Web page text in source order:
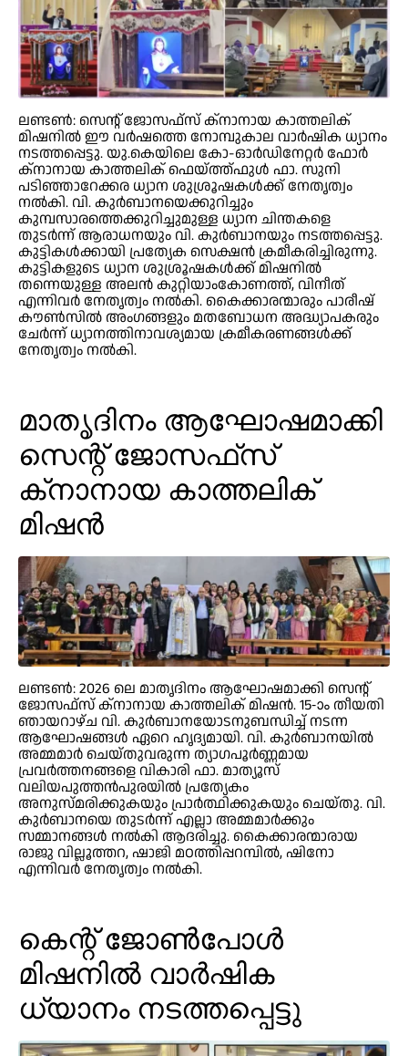
ലണ്ടണ്‍: സെന്റ് ജോസഫ്‌സ് ക്‌നാനായ കാത്തലിക്
മിഷനില്‍ ഈ വര്‍ഷത്തെ നോമ്പുകാല വാര്‍ഷിക ധ്യാനം
നടത്തപ്പെട്ടു. യു.കെയിലെ കോ-ഓര്‍ഡിനേറ്റര്‍ ഫോര്‍
ക്‌നാനായ കാത്തലിക് ഫെയ്ത്ത്ഫുള്‍ ഫാ. സുനി
പടിഞ്ഞാറേക്കര ധ്യാന ശുശ്രൂഷകള്‍ക്ക് നേതൃത്വം
നല്‍കി. വി. കുര്‍ബാനയെക്കുറിച്ചും
കുമ്പസാരത്തെക്കുറിച്ചുമുള്ള ധ്യാന ചിന്തകളെ
തുടര്‍ന്ന് ആരാധനയും വി. കുര്‍ബാനയും നടത്തപ്പെട്ടു.
കുട്ടികള്‍ക്കായി പ്രത്യേക സെക്ഷന്‍ ക്രമീകരിച്ചിരുന്നു.
കുട്ടികളുടെ ധ്യാന ശുശ്രൂഷകള്‍ക്ക് മിഷനില്‍
തന്നെയുള്ള അലന്‍ കുറ്റിയാംകോണത്ത്, വിനീത്
എന്നിവര്‍ നേതൃത്വം നല്‍കി. കൈക്കാരന്മാരും പാരീഷ്
കൗണ്‍സില്‍ അംഗങ്ങളും മതബോധന അദ്ധ്യാപകരും
ചേര്‍ന്ന് ധ്യാനത്തിനാവശ്യമായ ക്രമീകരണങ്ങള്‍ക്ക്
നേതൃത്വം നല്‍കി.
മാതൃദിനം ആഘോഷമാക്കി
സെന്റ് ജോസഫ്‌സ്
ക്‌നാനായ കാത്തലിക്
മിഷന്‍
ലണ്ടണ്‍: 2026 ലെ മാതൃദിനം ആഘോഷമാക്കി സെന്റ്
ജോസഫ്‌സ് ക്‌നാനായ കാത്തലിക് മിഷന്‍. 15-ാം തീയതി
ഞായറാഴ്ച വി. കുര്‍ബാനയോടനുബന്ധിച്ച് നടന്ന
ആഘോഷങ്ങള്‍ ഏറെ ഹൃദ്യമായി. വി. കുര്‍ബാനയില്‍
അമ്മമാര്‍ ചെയ്തുവരുന്ന ത്യാഗപൂര്‍ണ്ണമായ
പ്രവര്‍ത്തനങ്ങളെ വികാരി ഫാ. മാത്യൂസ്
വലിയപുത്തന്‍പുരയില്‍ പ്രത്യേകം
അനുസ്മരിക്കുകയും പ്രാര്‍ത്ഥിക്കുകയും ചെയ്തു. വി.
കുര്‍ബാനയെ തുടര്‍ന്ന് എല്ലാ അമ്മമാര്‍ക്കും
സമ്മാനങ്ങള്‍ നല്‍കി ആദരിച്ചു. കൈക്കാരന്മാരായ
രാജു വില്ലൂത്തറ, ഷാജി മഠത്തിപ്പറമ്പില്‍, ഷിനോ
എന്നിവര്‍ നേതൃത്വം നല്‍കി.
കെന്റ് ജോണ്‍പോള്‍
മിഷനില്‍ വാര്‍ഷിക
ധ്യാനം നടത്തപ്പെട്ടു